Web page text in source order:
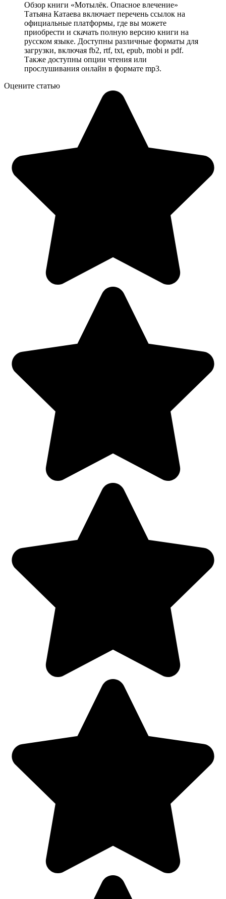
Обзор книги «Мотылёк. Опасное влечение»
Татьяна Катаева включает перечень ссылок на
официальные платформы, где вы можете
приобрести и скачать полную версию книги на
русском языке. Доступны различные форматы для
загрузки, включая fb2, rtf, txt, epub, mobi и pdf.
Также доступны опции чтения или
прослушивания онлайн в формате mp3.
Оцените статью